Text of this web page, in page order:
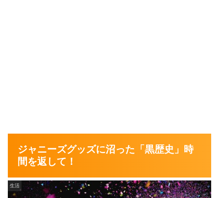
ジャニーズグッズに沼った「黒歴史」時
間を返して！
生活